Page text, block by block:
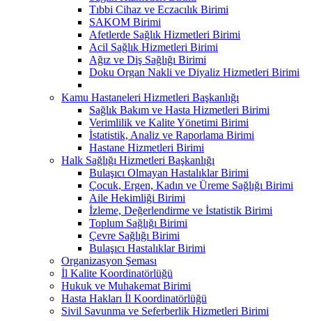
Tıbbi Cihaz ve Eczacılık Birimi
SAKOM Birimi
Afetlerde Sağlık Hizmetleri Birimi
Acil Sağlık Hizmetleri Birimi
Ağız ve Diş Sağlığı Birimi
Doku Organ Nakli ve Diyaliz Hizmetleri Birimi
Kamu Hastaneleri Hizmetleri Başkanlığı
Sağlık Bakım ve Hasta Hizmetleri Birimi
Verimlilik ve Kalite Yönetimi Birimi
İstatistik, Analiz ve Raporlama Birimi
Hastane Hizmetleri Birimi
Halk Sağlığı Hizmetleri Başkanlığı
Bulaşıcı Olmayan Hastalıklar Birimi
Çocuk, Ergen, Kadın ve Üreme Sağlığı Birimi
Aile Hekimliği Birimi
İzleme, Değerlendirme ve İstatistik Birimi
Toplum Sağlığı Birimi
Çevre Sağlığı Birimi
Bulaşıcı Hastalıklar Birimi
Organizasyon Şeması
İl Kalite Koordinatörlüğü
Hukuk ve Muhakemat Birimi
Hasta Hakları İl Koordinatörlüğü
Sivil Savunma ve Seferberlik Hizmetleri Birimi